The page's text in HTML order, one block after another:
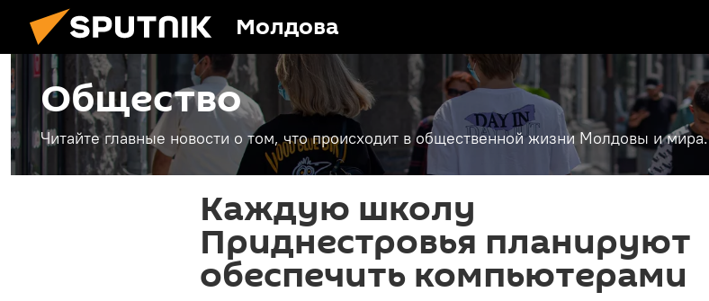
Молдова
Общество
Читайте главные новости о том, что происходит в общественной жизни Молдовы и мира.
Каждую школу
Приднестровья планируют
обеспечить компьютерами